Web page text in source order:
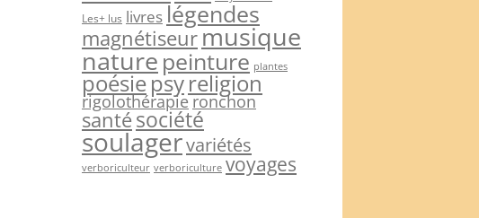
Les+ lus livreslégendes
magnétiseurmusique
naturepeinture plantes
poésiepsyreligion
rigolothérapieronchon
santésociété
soulagervariétés
verboriculteur verboriculture voyages